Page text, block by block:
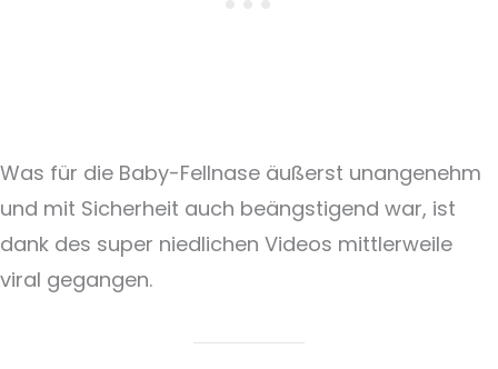
Was für die Baby-Fellnase äußerst unangenehm
und mit Sicherheit auch beängstigend war, ist
dank des super niedlichen Videos mittlerweile
viral gegangen.